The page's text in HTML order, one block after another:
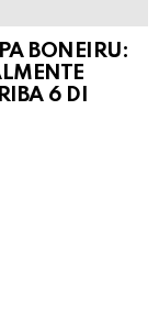
BONEIRU:
6 DI